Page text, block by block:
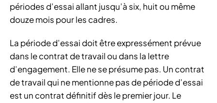
périodes d’essai allant jusqu’à six, huit ou même
douze mois pour les cadres.
La période d’essai doit être expressément prévue
dans le contrat de travail ou dans la lettre
d’engagement. Elle ne se présume pas. Un contrat
de travail qui ne mentionne pas de période d’essai
est un contrat définitif dès le premier jour. Le